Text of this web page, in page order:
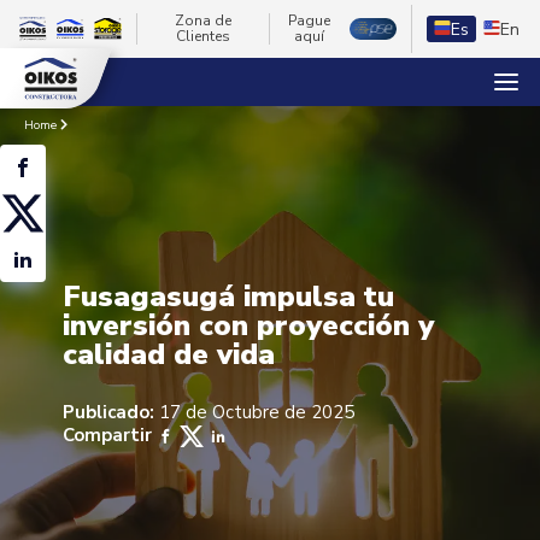
Zona de
Clientes
Pague
aquí
Es En
Home
Fusagasugá impulsa tu
inversión con proyección y
calidad de vida
Publicado: 17 de Octubre de 2025
Compartir